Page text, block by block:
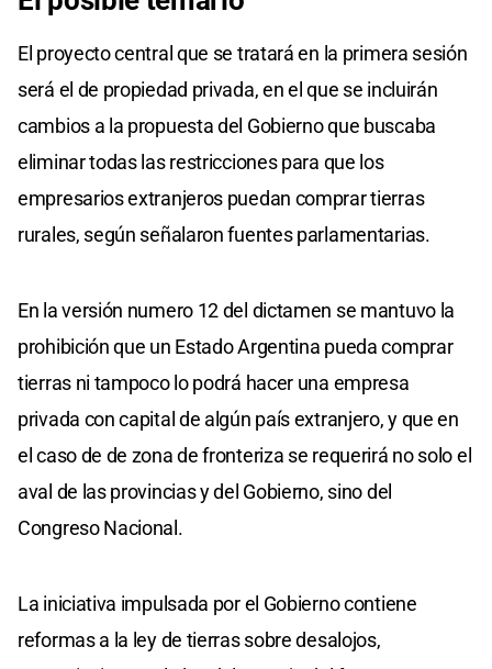
El proyecto central que se tratará en la primera sesión
será el de propiedad privada, en el que se incluirán
cambios a la propuesta del Gobierno que buscaba
eliminar todas las restricciones para que los
empresarios extranjeros puedan comprar tierras
rurales, según señalaron fuentes parlamentarias.
En la versión numero 12 del dictamen se mantuvo la
prohibición que un Estado Argentina pueda comprar
tierras ni tampoco lo podrá hacer una empresa
privada con capital de algún país extranjero, y que en
el caso de de zona de fronteriza se requerirá no solo el
aval de las provincias y del Gobierno, sino del
Congreso Nacional.
La iniciativa impulsada por el Gobierno contiene
reformas a la ley de tierras sobre desalojos,